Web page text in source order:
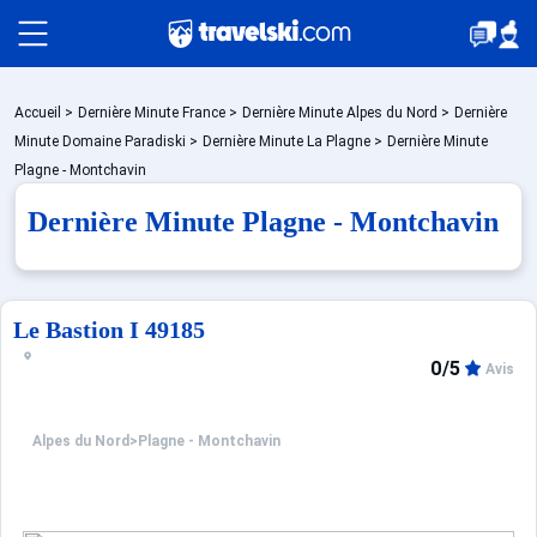
Packages
Accueil > Dernière Minute France > Dernière Minute Alpes du Nord > Dernière
Minute Domaine Paradiski > Dernière Minute La Plagne > Dernière Minute
Plagne - Montchavin
Dernière Minute Plagne - Montchavin
Le Bastion I 49185
Alpes du Nord > Plagne - Montchavin
0/5 Avis